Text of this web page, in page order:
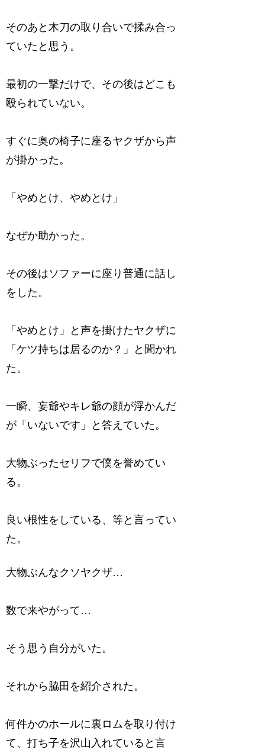
そのあと木刀の取り合いで揉み合っ
ていたと思う。
最初の一撃だけで、その後はどこも
殴られていない。
すぐに奥の椅子に座るヤクザから声
が掛かった。
「やめとけ、やめとけ」
なぜか助かった。
その後はソファーに座り普通に話し
をした。
「やめとけ」と声を掛けたヤクザに
「ケツ持ちは居るのか？」と聞かれ
た。
一瞬、妄爺やキレ爺の顔が浮かんだ
が「いないです」と答えていた。
大物ぶったセリフで僕を誉めてい
る。
良い根性をしている、等と言ってい
た。
大物ぶんなクソヤクザ…
数で来やがって…
そう思う自分がいた。
それから脇田を紹介された。
何件かのホールに裏ロムを取り付け
て、打ち子を沢山入れていると言